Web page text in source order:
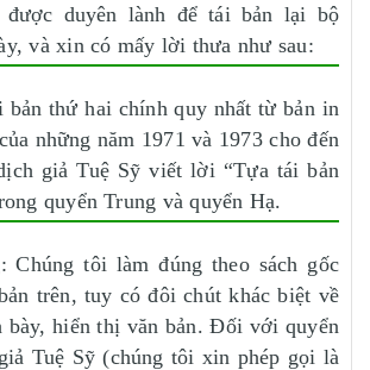
duyên lành để tái bản lại bộ
và xin có mấy lời thưa như sau:
thứ hai chính quy nhất từ bản in
những năm 1971 và 1973 cho đến
giả Tuệ Sỹ viết lời “Tựa tái bản
quyển Trung và quyển Hạ.
Chúng tôi làm đúng theo sách gốc
trên, tuy có đôi chút khác biệt về
bày, hiển thị văn bản. Đối với quyển
Tuệ Sỹ (chúng tôi xin phép gọi là